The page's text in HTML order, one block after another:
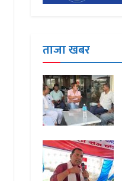
ताजा खबर